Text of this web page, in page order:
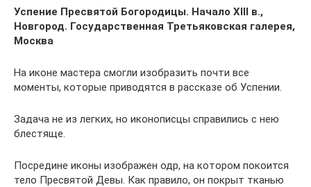
Успение Пресвятой Богородицы. Начало XIII в.,
Новгород. Государственная Третьяковская галерея,
Москва
На иконе мастера смогли изобразить почти все
моменты, которые приводятся в рассказе об Успении.
Задача не из легких, но иконописцы справились с нею
блестяще.
Посредине иконы изображен одр, на котором покоится
тело Пресвятой Девы. Как правило, он покрыт тканью